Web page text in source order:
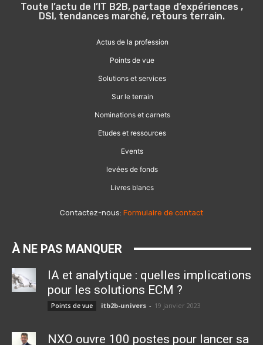
Toute l’actu de l’IT B2B, partage d’expériences ,
DSI, tendances marché, retours terrain.
Actus de la profession
Points de vue
Solutions et services
Sur le terrain
Nominations et carnets
Etudes et ressources
Events
levées de fonds
Livres blancs
Contactez-nous: Formulaire de contact
À NE PAS MANQUER
IA et analytique : quelles implications
pour les solutions ECM ?
Points de vue itb2b-univers - 19 janvier 2023
NXO ouvre 100 postes pour lancer sa